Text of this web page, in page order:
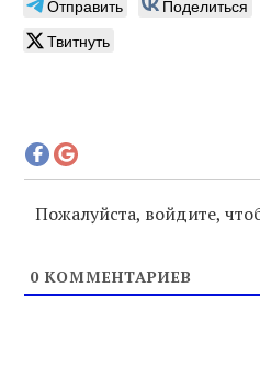
Отправить Поделиться
Твитнуть
Пожалуйста, войдите,
0 КОММЕНТАРИЕВ